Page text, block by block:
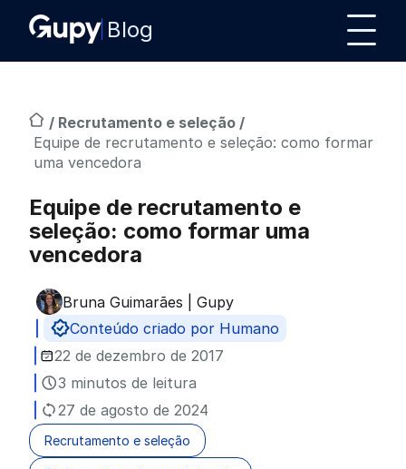
Blog
/ Recrutamento e seleção /
Equipe de recrutamento e seleção: como formar
uma vencedora
Equipe de recrutamento e
seleção: como formar uma
vencedora
Publicado por
Bruna Guimarães | Gupy
Conteúdo criado por Humano
22 de dezembro de 2017
3 minutos de leitura
27 de agosto de 2024
Recrutamento e seleção